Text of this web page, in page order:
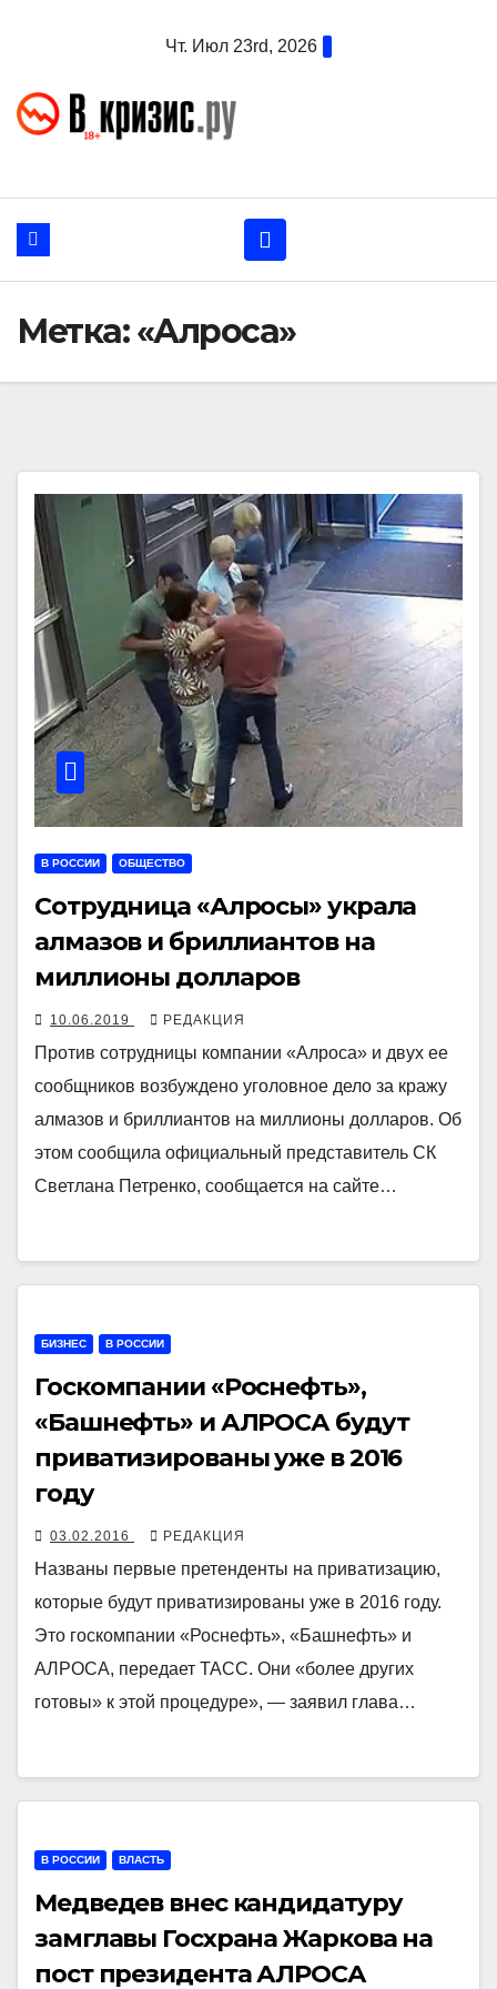
Чт. Июл 23rd, 2026
Метка:«Алроса»
В РОССИИ ОБЩЕСТВО
Сотрудница «Алросы» украла
алмазов и бриллиантов на
миллионы долларов
10.06.2019 РЕДАКЦИЯ
Против сотрудницы компании «Алроса» и двух ее
сообщников возбуждено уголовное дело за кражу
алмазов и бриллиантов на миллионы долларов. Об
этом сообщила официальный представитель СК
Светлана Петренко, сообщается на сайте…
БИЗНЕС В РОССИИ
Госкомпании «Роснефть»,
«Башнефть» и АЛРОСА будут
приватизированы уже в 2016
году
03.02.2016 РЕДАКЦИЯ
Названы первые претенденты на приватизацию,
которые будут приватизированы уже в 2016 году.
Это госкомпании «Роснефть», «Башнефть» и
АЛРОСА, передает ТАСС. Они «более других
готовы» к этой процедуре», — заявил глава…
В РОССИИ ВЛАСТЬ
Медведев внес кандидатуру
замглавы Госхрана Жаркова на
пост президента АЛРОСА